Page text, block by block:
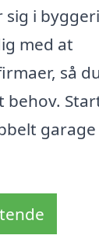
sig i byggeri
med at
så du
behov.
garage